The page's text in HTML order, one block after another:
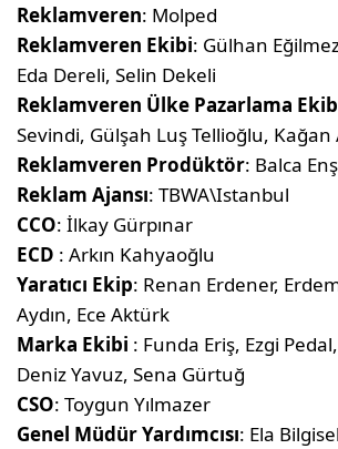
Reklamveren: Molped
Reklamveren Ekibi: Gülhan
Eda Dereli, Selin Dekeli
Reklamveren Ülke Pazarlama
Sevindi, Gülşah Luş Tellioğlu,
Reklamveren Prodüktör: Balca
Reklam Ajansı: TBWA\Istanbul
CCO: İlkay Gürpınar
ECD : Arkın Kahyaoğlu
Yaratıcı Ekip: Renan Erdener,
Aydın, Ece Aktürk
Marka Ekibi : Funda Eriş, Ezgi
Deniz Yavuz, Sena Gürtuğ
CSO: Toygun Yılmazer
Genel Müdür Yardımcısı: Ela Bilgisel